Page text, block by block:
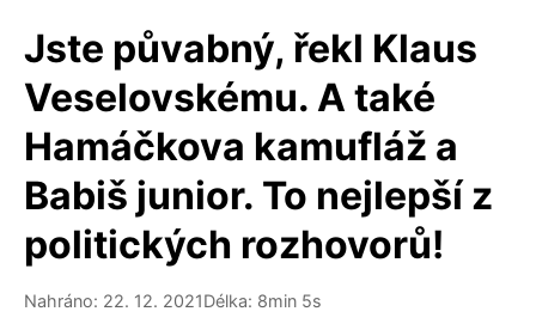
Jste půvabný, řekl Klaus
Veselovskému. A také
Hamáčkova kamufláž a
Babiš junior. To nejlepší z
politických rozhovorů!
Nahráno: 22. 12. 2021Délka: 8min 5s